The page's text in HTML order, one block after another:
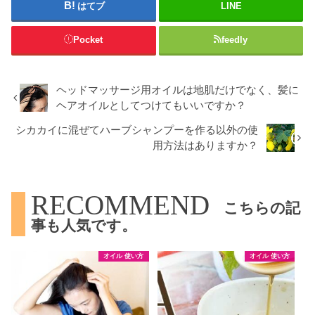
はてブ LINE
Pocket feedly
ヘッドマッサージ用オイルは地肌だけでなく、髪に
ヘアオイルとしてつけてもいいですか？
シカカイに混ぜてハーブシャンプーを作る以外の使
用方法はありますか？
RECOMMEND
こちらの記
事も人気です。
オイル 使い方 オイル 使い方